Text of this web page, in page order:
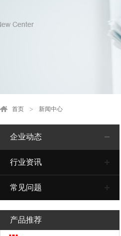
首页 新闻中心
企业动态
行业资讯
常见问题
产品推荐